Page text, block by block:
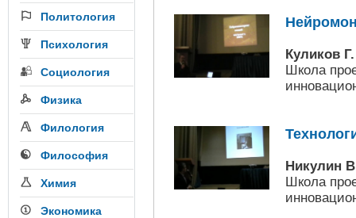
Политология
Психология
Социология
Физика
Филология
Философия
Химия
Экономика
Куликов Г.
Школа
Никулин
Школа